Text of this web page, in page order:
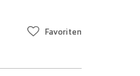
Favoriten